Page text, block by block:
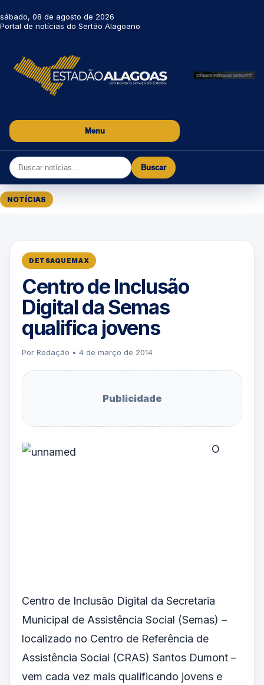
sábado, 08 de agosto de 2026
Portal de notícias do Sertão Alagoano
Menu
Buscar
NOTÍCIAS
DETSAQUEMAX
Centro de Inclusão
Digital da Semas
qualifica jovens
Por Redação • 4 de março de 2014
Publicidade
O
Centro de Inclusão Digital da Secretaria
Municipal de Assistência Social (Semas) –
localizado no Centro de Referência de
Assistência Social (CRAS) Santos Dumont –
vem cada vez mais qualificando jovens e